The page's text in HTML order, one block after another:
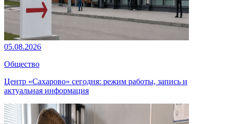
05.08.2026
Общество
Центр «Сахарово» сегодня: режим работы, запись и
актуальная информация